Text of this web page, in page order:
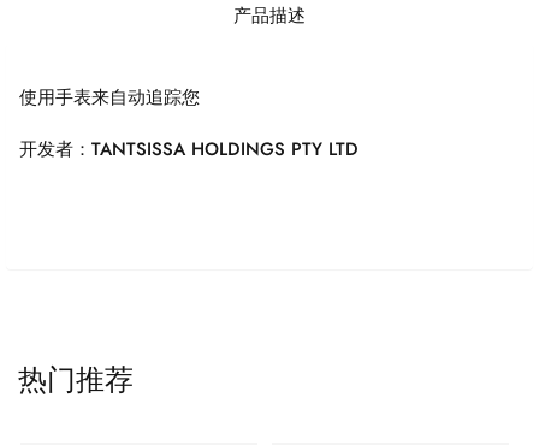
产品描述
使用手表来自动追踪您
开发者：TANTSISSA HOLDINGS PTY LTD
热门推荐